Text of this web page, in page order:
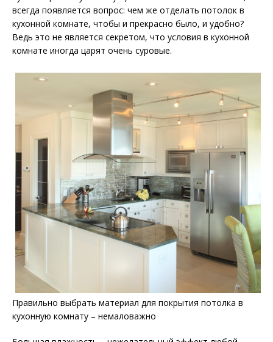
всегда появляется вопрос: чем же отделать потолок в
кухонной комнате, чтобы и прекрасно было, и удобно?
Ведь это не является секретом, что условия в кухонной
комнате иногда царят очень суровые.
Правильно выбрать материал для покрытия потолка в
кухонную комнату – немаловажно